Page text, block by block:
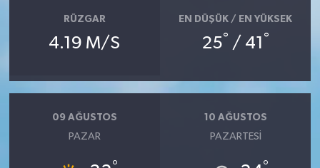
RÜZGAR
4.19 M/S
EN DÜŞÜK / EN YÜKSEK
25° / 41 °
09 AĞUSTOS
PAZAR
10 AĞUSTOS
PAZARTESI